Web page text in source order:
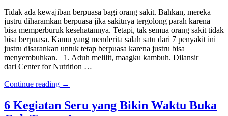
Tidak ada kewajiban berpuasa bagi orang sakit. Bahkan, mereka
justru diharamkan berpuasa jika sakitnya tergolong parah karena
bisa memperburuk kesehatannya. Tetapi, tak semua orang sakit tidak
bisa berpuasa. Kamu yang menderita salah satu dari 7 penyakit ini
justru disarankan untuk tetap berpuasa karena justru bisa
menyembuhkan. 1. Aduh melilit, maagku kambuh. Dilansir
dari Center for Nutrition …
Continue reading →
6 Kegiatan Seru yang Bikin Waktu Buka